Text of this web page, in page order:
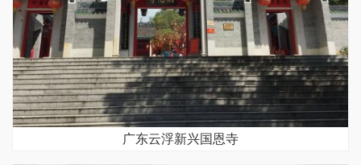
广东云浮新兴国恩寺